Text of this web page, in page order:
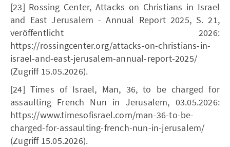
[23] Rossing Center, Attacks on Christians in Israel
and East Jerusalem - Annual Report 2025, S. 21,
veröffentlicht 2026:
https://rossingcenter.org/attacks-on-christians-in-
israel-and-east-jerusalem-annual-report-2025/
(Zugriff 15.05.2026).
[24] Times of Israel, Man, 36, to be charged for
assaulting French Nun in Jerusalem, 03.05.2026:
https://www.timesofisrael.com/man-36-to-be-
charged-for-assaulting-french-nun-in-jerusalem/
(Zugriff 15.05.2026).